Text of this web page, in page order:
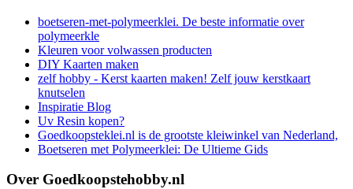
boetseren-met-polymeerklei. De beste informatie over
polymeerkle
Kleuren voor volwassen producten
DIY Kaarten maken
zelf hobby - Kerst kaarten maken! Zelf jouw kerstkaart
knutselen
Inspiratie Blog
Uv Resin kopen?
Goedkoopsteklei.nl is de grootste kleiwinkel van Nederland,
Boetseren met Polymeerklei: De Ultieme Gids
Over Goedkoopstehobby.nl